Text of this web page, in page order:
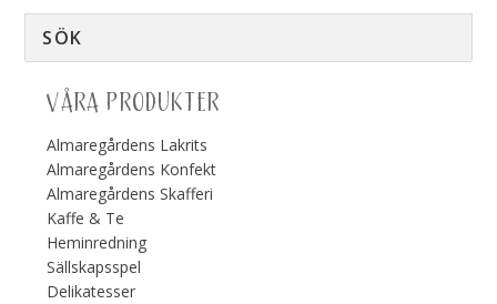
VÅRA PRODUKTER
Almaregårdens Lakrits
Almaregårdens Konfekt
Almaregårdens Skafferi
Kaffe & Te
Heminredning
Sällskapsspel
Delikatesser